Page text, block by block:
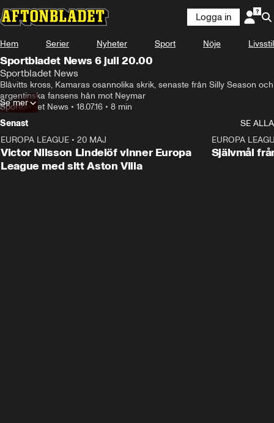
Logga in
Hem Serier Nyheter Sport Nöje Livsstil
Sportbladet News 6 juli 20.00
Sportbladet News
Blåvitts kross, Kamaras osannolika skrik, senaste från Silly Season och
argentinska fansens hån mot Neymar
Sportbladet News • 18.07.16 • 8 min
Se mer
Senast
SE ALLA
EUROPA LEAGUE • 20 MAJ
Victor Nilsson Lindelöf vinner Europa
League med sitt Aston Villa
EUROPA
Självmål